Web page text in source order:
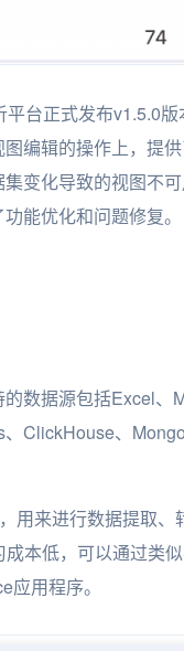
台正式发布v1.5.0
编辑的操作上，提
变化导致的视图不
能优化和问题修复。
数据源包括Excel、
ClickHouse、
用来进行数据提取
本低，可以通过类
用程序。